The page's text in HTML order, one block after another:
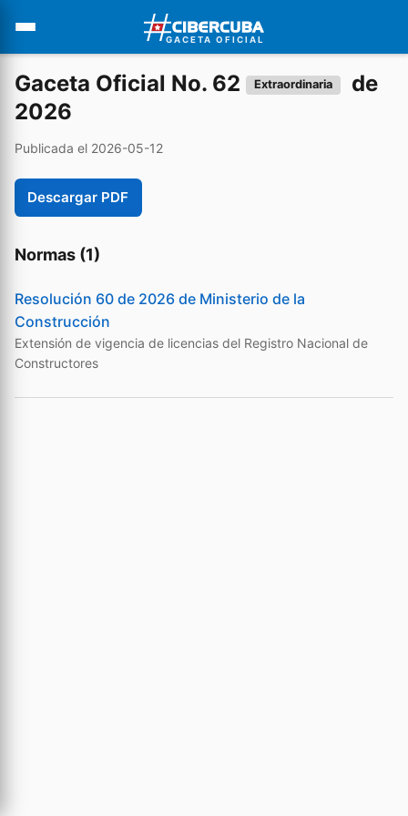
GACETA OFICIAL
Gaceta Oficial No. 62 Extraordinaria
de
2026
Publicada el 2026-05-12
Descargar PDF
Normas (1)
Resolución 60 de 2026 de Ministerio de la
Construcción
Extensión de vigencia de licencias del Registro Nacional de
Constructores